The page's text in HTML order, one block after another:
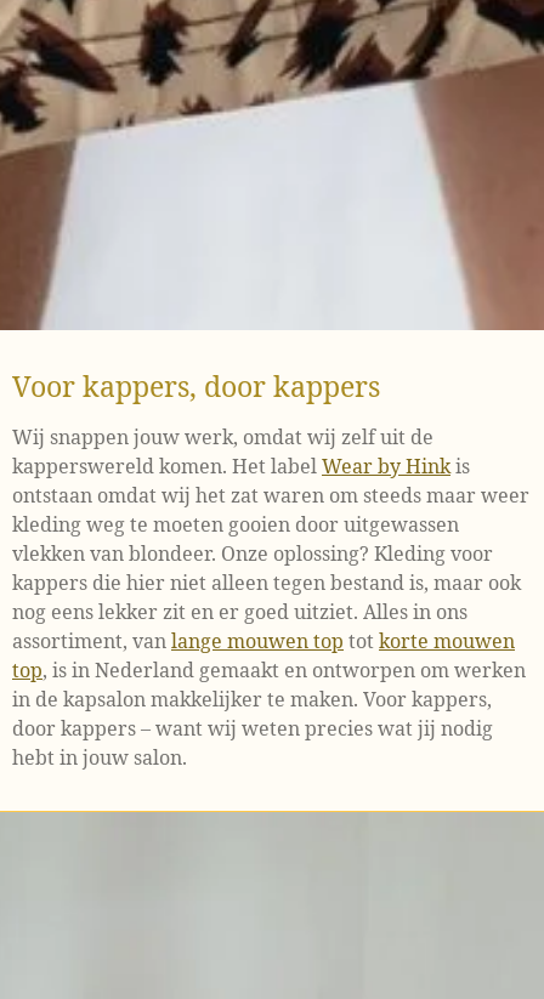
Voor kappers, door kappers
Wij snappen jouw werk, omdat wij zelf uit de
kapperswereld komen. Het labelWear by Hinkis
ontstaan omdat wij het zat waren om steeds maar weer
kleding weg te moeten gooien door uitgewassen
vlekken van blondeer. Onze oplossing? Kleding voor
kappers die hier niet alleen tegen bestand is, maar ook
nog eens lekker zit en er goed uitziet. Alles in ons
assortiment, vanlange mouwen top totkorte mouwen
top, is in Nederland gemaakt en ontworpen om werken
in de kapsalon makkelijker te maken. Voor kappers,
door kappers – want wij weten precies wat jij nodig
hebt in jouw salon.